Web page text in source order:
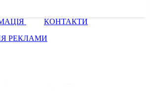
КОНТАКТИ
РЕКЛАМИ